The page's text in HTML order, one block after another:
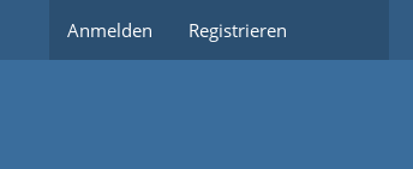
Anmelden Registrieren